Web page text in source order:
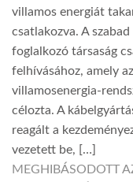
villamos energiát
csatlakozva. A
foglalkozó társaság
felhívásához, amely
villamosenergia-
célozta. A
reagált a
vezetett be, […]
MEGHIBÁSODOTT